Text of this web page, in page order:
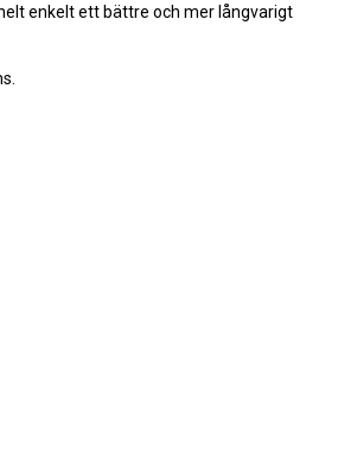
enkelt ett bättre och mer långvarigt